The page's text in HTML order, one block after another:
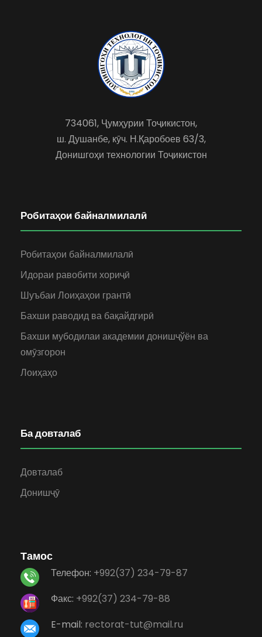
734061, Ҷумҳурии Тоҷикистон,
ш. Душанбе, кӯч. Н.Қаробоев 63/3,
Донишгоҳи технологии Тоҷикистон
Робитаҳои байналмилалӣ
Робитаҳои байналмилалӣ
Идораи равобити хориҷӣ
Шуъбаи Лоиҳаҳои грантӣ
Бахши раводид ва бақайдгирӣ
Бахши мубодилаи академии донишҷўён ва
омӯзгорон
Лоиҳаҳо
Ба довталаб
Довталаб
Донишҷӯ
Тамос
Телефон: +992(37) 234-79-87
Факс: +992(37) 234-79-88
E-mail: rectorat-tut@mail.ru